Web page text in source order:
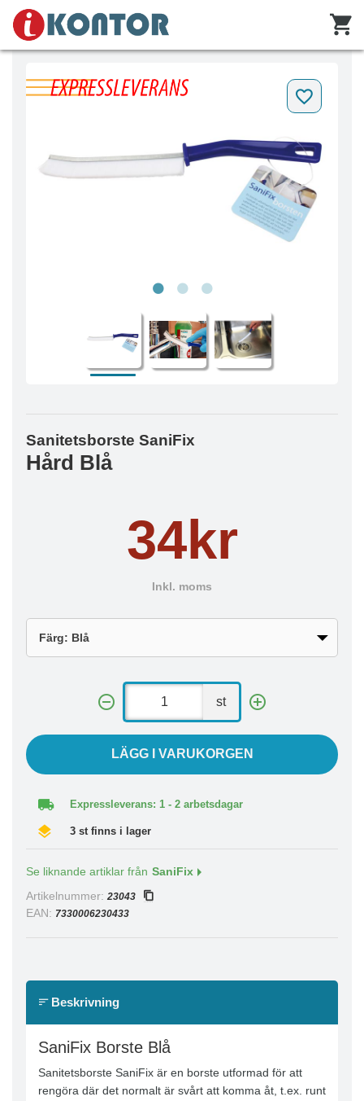
Sanitetsborste SaniFix
Hård Blå
34kr
Inkl. moms
st
LÄGG I VARUKORGEN
Expressleverans: 1 - 2 arbetsdagar
3 st finns i lager
Se liknande artiklar från SaniFix
Artikelnummer: 23043
EAN: 7330006230433
Beskrivning
SaniFix Borste Blå
Sanitetsborste SaniFix är en borste utformad för att
rengöra där det normalt är svårt att komma åt, t.ex. runt